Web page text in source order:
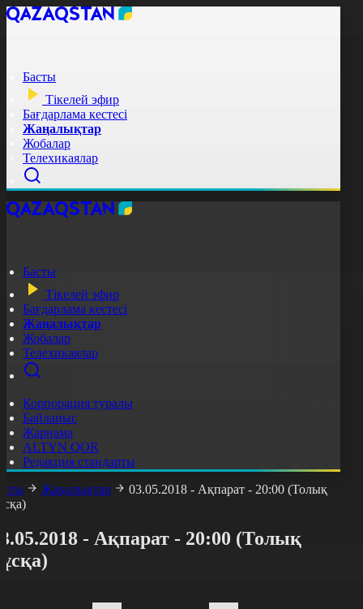
Басты
Тікелей эфир
Бағдарлама кестесі
Жаңалықтар
Жобалар
Телехикаялар
Басты
Тікелей эфир
Бағдарлама кестесі
Жаңалықтар
Жобалар
Телехикаялар
Корпорация туралы
Байланыс
Жарнама
ALTYN QOR
Редакция стандарты
Жаңалықтар
03.05.2018 - Ақпарат - 20:00 (Толық
- Ақпарат - 20:00 (Толық